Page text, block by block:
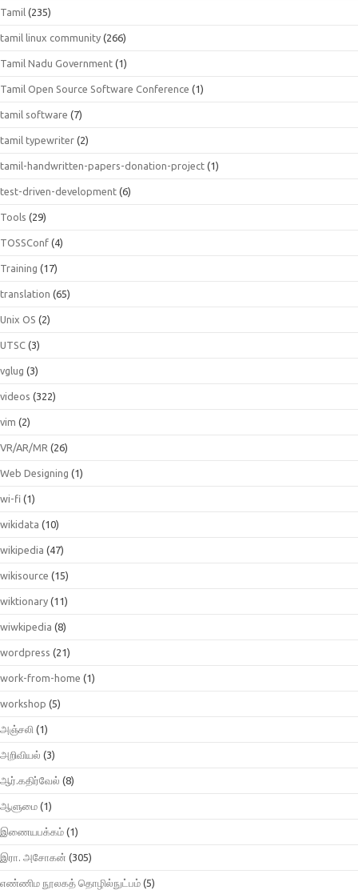
Tamil (235)
tamil linux community (266)
Tamil Nadu Government (1)
Tamil Open Source Software Conference (1)
tamil software (7)
tamil typewriter (2)
tamil-handwritten-papers-donation-project (1)
test-driven-development (6)
Tools (29)
TOSSConf (4)
Training (17)
translation (65)
Unix OS (2)
UTSC (3)
vglug (3)
videos (322)
vim (2)
VR/AR/MR (26)
Web Designing (1)
wi-fi (1)
wikidata (10)
wikipedia (47)
wikisource (15)
wiktionary (11)
wiwkipedia (8)
wordpress (21)
work-from-home (1)
workshop (5)
அஞ்சலி (1)
அறிவியல் (3)
ஆர்.கதிர்வேல் (8)
ஆளுமை (1)
இணையபக்கம் (1)
இரா. அசோகன் (305)
எண்ணிம நூலகத் தொழில்நுட்பம் (5)